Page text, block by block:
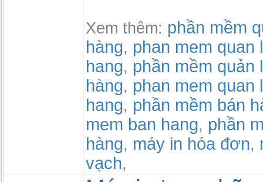
Xem thêm: phần mềm
hàng, phan mem quan
hang, phần mềm quản
hàng, phan mem quan
hang, phần mềm bán
mem ban hang, phần
hàng, máy in hóa đơn,
vạch,